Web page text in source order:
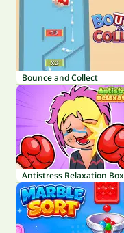
Bounce and Collect
Antistress Relaxation Box